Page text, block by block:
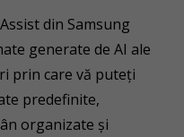
din Samsung
generate de AI ale
prin care vă puteți
predefinite,
organizate și